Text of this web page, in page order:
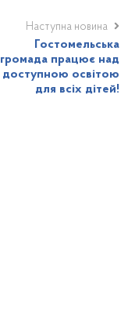
Наступна новина
Гостомельська
громада працює над
доступною освітою
для всіх дітей!